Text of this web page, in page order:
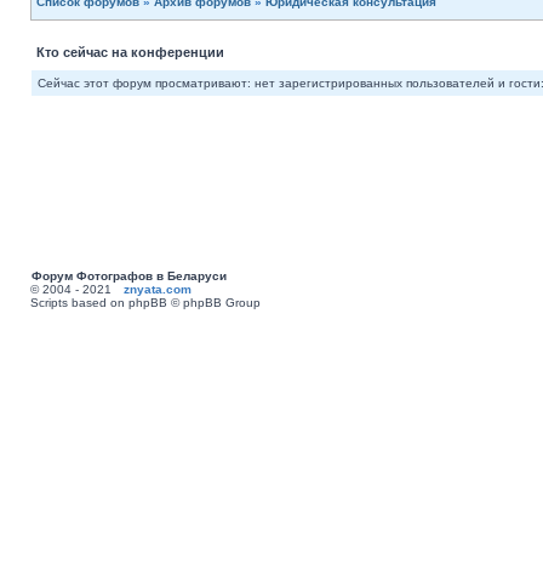
Кто сейчас на конференции
Сейчас этот форум просматривают: нет зарегистрированных пользователей и
Форум Фотографов в Беларуси
© 2004 - 2021 znyata.com
Scripts based on phpBB © phpBB Group